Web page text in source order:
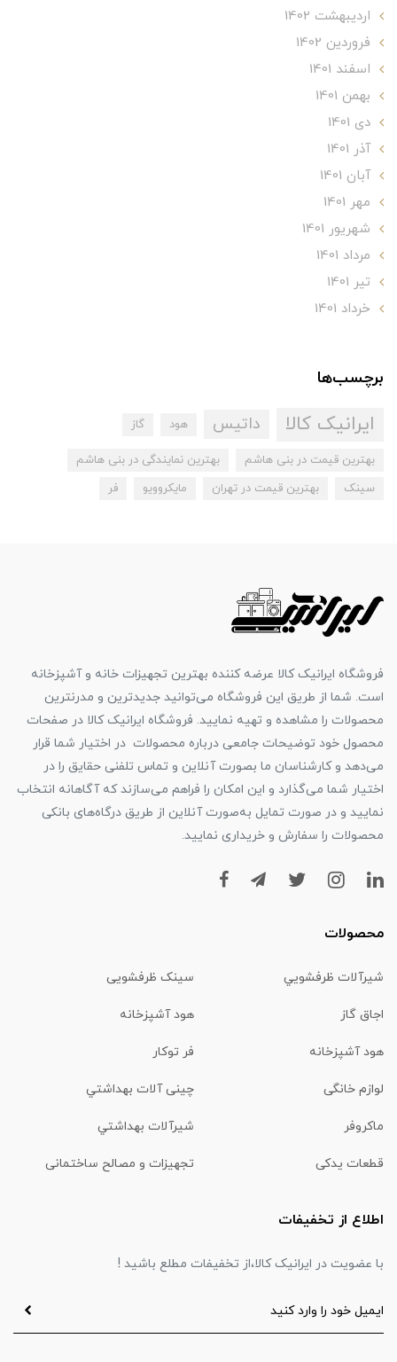
ارديبهشت 1402
فروردین 1402
اسفند 1401
بهمن 1401
دی 1401
آذر 1401
آبان 1401
مهر 1401
شهریور 1401
مرداد 1401
تير 1401
خرداد 1401
برچسب‌ها
ایرانیک کالا داتیس هود گاز
بهترین قیمت در بنی هاشم
بهترین نمایندگی در بنی هاشم
سینک
بهترین قیمت در تهران مایکروویو فر
فروشگاه ایرانیک کالا عرضه کننده بهترین تجهیزات خانه و آشپزخانه
است. شما از طریق این فروشگاه می‌توانید جدیدترین و مدرنترین
محصولات را مشاهده و تهیه نمایید. فروشگاه ایرانیک کالا در صفحات
محصول خود توضیحات جامعی درباره محصولات در اختیار شما قرار
می‌دهد و کارشناسان ما بصورت آنلاین و تماس تلفنی حقایق را در
اختیار شما می‌گذارد و این امکان را فراهم می‌سازند که آگاهانه انتخاب
نمایید و در صورت تمایل به‌صورت آنلاین از طریق درگاه‌های بانکی
محصولات را سفارش و خریداری نمایید.
محصولات
شیرآلات ظرفشويي سینک ظرفشویی
اجاق گاز هود آشپزخانه
هود آشپزخانه فر توکار
لوازم خانگی چینی آلات بهداشتي
ماكروفر شیرآلات بهداشتي
قطعات یدکی تجهیزات و مصالح ساختمانی
اطلاع از تخفیفات
با عضویت در ایرانیک کالا،از تخفیفات مطلع باشید !